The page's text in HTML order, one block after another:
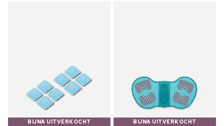
BIJNA UITVERKOCHT
BIJNA UITVERKOCHT